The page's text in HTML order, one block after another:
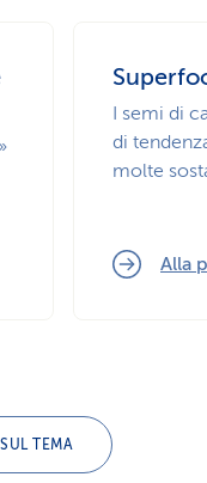
I semi di
di
molte
Alla
TEMA